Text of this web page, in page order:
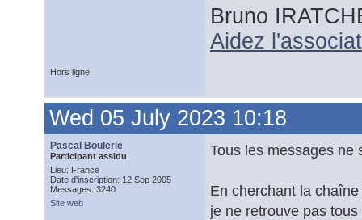
Bruno
Aidez
Hors ligne
Wed 05 July 2023 10:18
Pascal Boulerie
Participant assidu
Lieu: France
Date d'inscription: 12 Sep 2005
Messages: 3240
Site web
Tous les messages ne
En cherchant la
je ne retrouve pas